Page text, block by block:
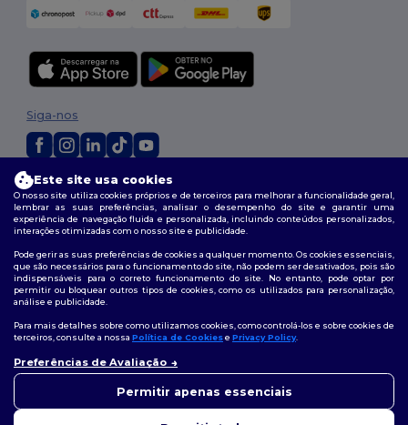
2026. Todos os direitos reservados
Termos e Condições| Política de personalização |Política de Privacidade
|Política de cookies| Mapa do Site
Siga-nos
Este site usa cookies
O nosso site utiliza cookies próprios e de terceiros para melhorar a funcionalidade geral,
lembrar as suas preferências, analisar o desempenho do site e garantir uma
experiência de navegação fluida e personalizada, incluindo conteúdos personalizados,
interações otimizadas com o nosso site e publicidade.
Pode gerir as suas preferências de cookies a qualquer momento. Os cookies essenciais,
que são necessários para o funcionamento do site, não podem ser desativados, pois são
indispensáveis para o correto funcionamento do site. No entanto, pode optar por
permitir ou bloquear outros tipos de cookies, como os utilizados para personalização,
análise e publicidade.
Para mais detalhes sobre como utilizamos cookies, como controlá-los e sobre cookies de
terceiros, consulte a nossa Política de Cookiese Privacy Policy.
Preferências de Avaliação
Permitir apenas essenciais
questão, pode contactar-nos a